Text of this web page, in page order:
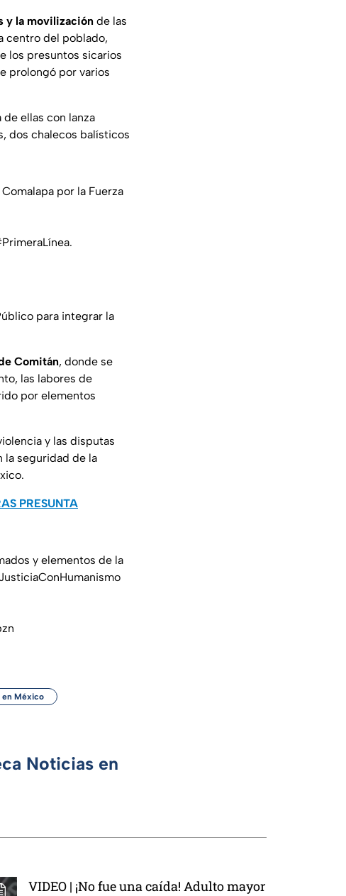
y la movilización de las
centro del poblado,
los presuntos sicarios
prolongó por varios
ellas con lanza
dos chalecos balísticos
por la Fuerza
.
para integrar la
Comitán, donde se
las labores de
por elementos
y las disputas
la seguridad de la
PRESUNTA
y elementos de la
México
Noticias en
VIDEO | ¡No fue una caída! Adulto mayor